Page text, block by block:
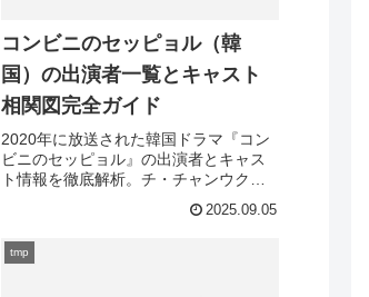
コンビニのセッピョル（韓
国）の出演者一覧とキャスト
相関図完全ガイド
2020年に放送された韓国ドラマ『コン
ビニのセッピョル』の出演者とキャス
ト情報を徹底解析。チ・チャンウクと
キャラクターを演じる俳優陣の魅力と
は？
2025.09.05
tmp